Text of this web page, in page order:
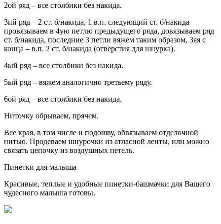
2ой ряд – все столбики без накида.
3ий ряд – 2 ст. б/накида, 1 в.п. следующий ст. б/накида
провязываем в 4ую петлю предыдущего ряда, довязываем ряд
ст. б/накида, последние 3 петли вяжем таким образом, 3яя с
конца – в.п. 2 ст. б/накида (отверстия для шнурка).
4ый ряд – все столбики без накида.
5ый ряд – вяжем аналогично третьему ряду.
6ой ряд – все столбики без накида.
Ниточку обрываем, прячем.
Все края, в том числе и подошву, обвязываем отделочной
нитью. Продеваем шнурочки из атласной ленты, или можно
связать цепочку из воздушных петель.
Пинетки для малыша
Красивые, теплые и удобные пинетки-башмачки для Вашего
чудесного малыша готовы.